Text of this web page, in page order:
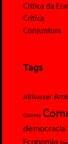
Crítica da
Crítica
Conjuntura
Tags
Althusser
Cinema
democracia
Economia